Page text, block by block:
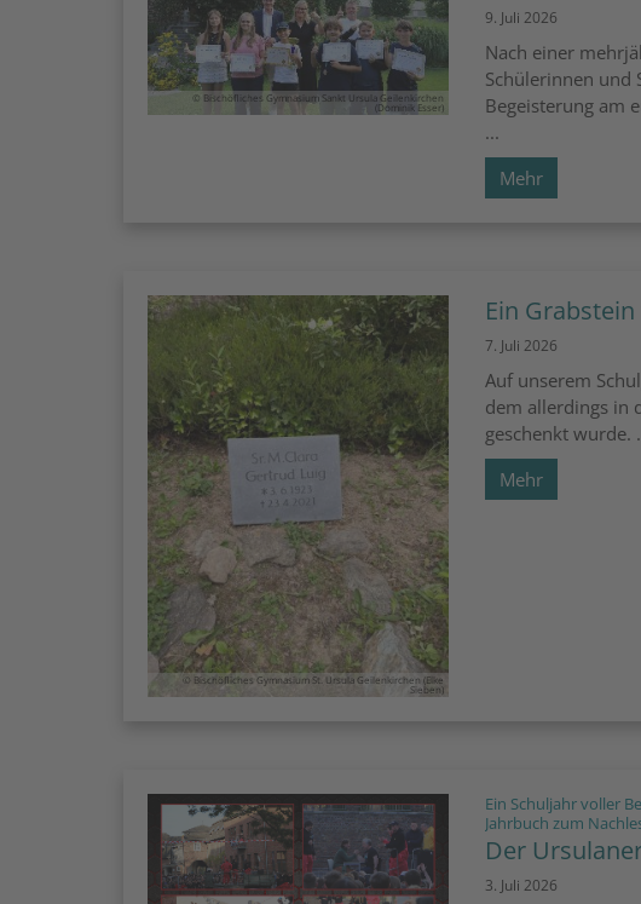
© Bischöfliches Gymnasium Sankt Ursula Geilenkirchen
(Dominik Esser)
9. Juli 2026
Nach einer
Schülerinnen und
Begeisterung am
...
Mehr
© Bischöfliches Gymnasium St. Ursula Geilenkirchen (Elke
Sieben)
Ein
7. Juli 2026
Auf unserem
dem allerdings in
geschenkt wurde.
Mehr
Ein Schuljahr voller
Jahrbuch zum
Der
3. Juli 2026